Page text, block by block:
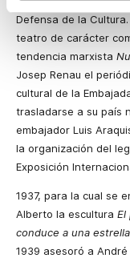
Defensa de la
teatro de carácter
tendencia marxista
Josep Renau el
cultural de la
trasladarse a su país
embajador Luis
la organización del
Exposición
1937, para la cual se
Alberto la escultura El
conduce a una estrella
1939 asesoró a